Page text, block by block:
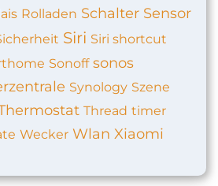
Rolladen Schalter Sensor
Siri Siri shortcut
Sonoff sonos
Synology Szene
Thread timer
Wecker Wlan Xiaomi